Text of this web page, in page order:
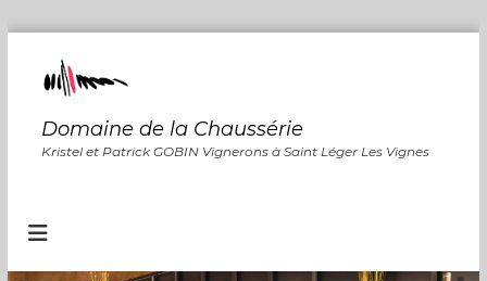
t
Domaine de la Chaussérie
Kristel et Patrick GOBIN Vignerons à Saint Léger Les Vignes